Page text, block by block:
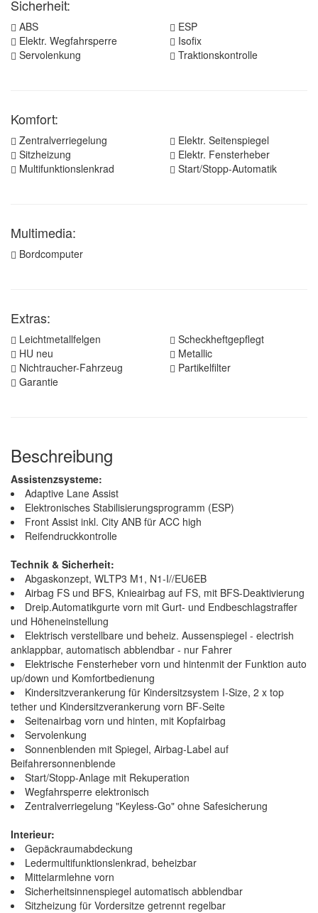
Sicherheit:
ABS
ESP
Elektr. Wegfahrsperre
Isofix
Servolenkung
Traktionskontrolle
Komfort:
Zentralverriegelung
Elektr. Seitenspiegel
Sitzheizung
Elektr. Fensterheber
Multifunktionslenkrad
Start/Stopp-Automatik
Multimedia:
Bordcomputer
Extras:
Leichtmetallfelgen
Scheckheftgepflegt
HU neu
Metallic
Nichtraucher-Fahrzeug
Partikelfilter
Garantie
Beschreibung
Assistenzsysteme:
Adaptive Lane Assist
Elektronisches Stabilisierungsprogramm (ESP)
Front Assist inkl. City ANB für ACC high
Reifendruckkontrolle
Technik & Sicherheit:
Abgaskonzept, WLTP3 M1, N1-I//EU6EB
Airbag FS und BFS, Knieairbag auf FS, mit BFS-Deaktivierung
Dreip.Automatikgurte vorn mit Gurt- und Endbeschlagstraffer
und Höheneinstellung
Elektrisch verstellbare und beheiz. Aussenspiegel - electrish
anklappbar, automatisch abblendbar - nur Fahrer
Elektrische Fensterheber vorn und hintenmit der Funktion auto
up/down und Komfortbedienung
Kindersitzverankerung für Kindersitzsystem I-Size, 2 x top
tether und Kindersitzverankerung vorn BF-Seite
Seitenairbag vorn und hinten, mit Kopfairbag
Servolenkung
Sonnenblenden mit Spiegel, Airbag-Label auf
Beifahrersonnenblende
Start/Stopp-Anlage mit Rekuperation
Wegfahrsperre elektronisch
Zentralverriegelung "Keyless-Go" ohne Safesicherung
Interieur:
Gepäckraumabdeckung
Ledermultifunktionslenkrad, beheizbar
Mittelarmlehne vorn
Sicherheitsinnenspiegel automatisch abblendbar
Sitzheizung für Vordersitze getrennt regelbar